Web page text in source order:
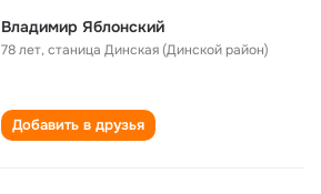
Владимир Яблонский
78 лет,станица Динская (Динской район)
Добавить в друзья